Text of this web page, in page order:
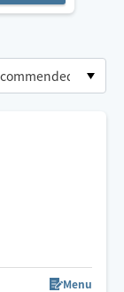
Menu